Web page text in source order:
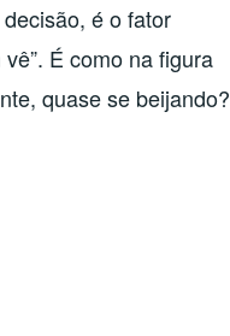
é o fator
É como na figura
quase se beijando?